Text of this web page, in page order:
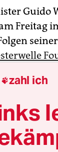
Guido
Freitag
Amt –
worden.
Stiftung
zahl ich